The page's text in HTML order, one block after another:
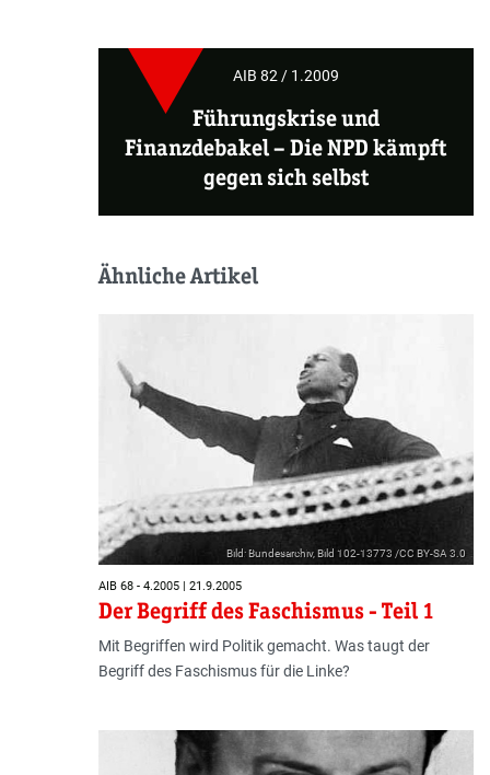
AIB 82 / 1.2009
Führungskrise und
Finanzdebakel–Die NPD kämpft
gegen sich selbst
Ähnliche Artikel
Bild: Bundesarchiv, Bild 102-13773 /CC BY-SA 3.0
AIB 68 - 4.2005 | 21.9.2005
Der Begriff des Faschismus - Teil 1
Mit Begriffen wird Politik gemacht. Was taugt der
Begriff des Faschismus für die Linke?